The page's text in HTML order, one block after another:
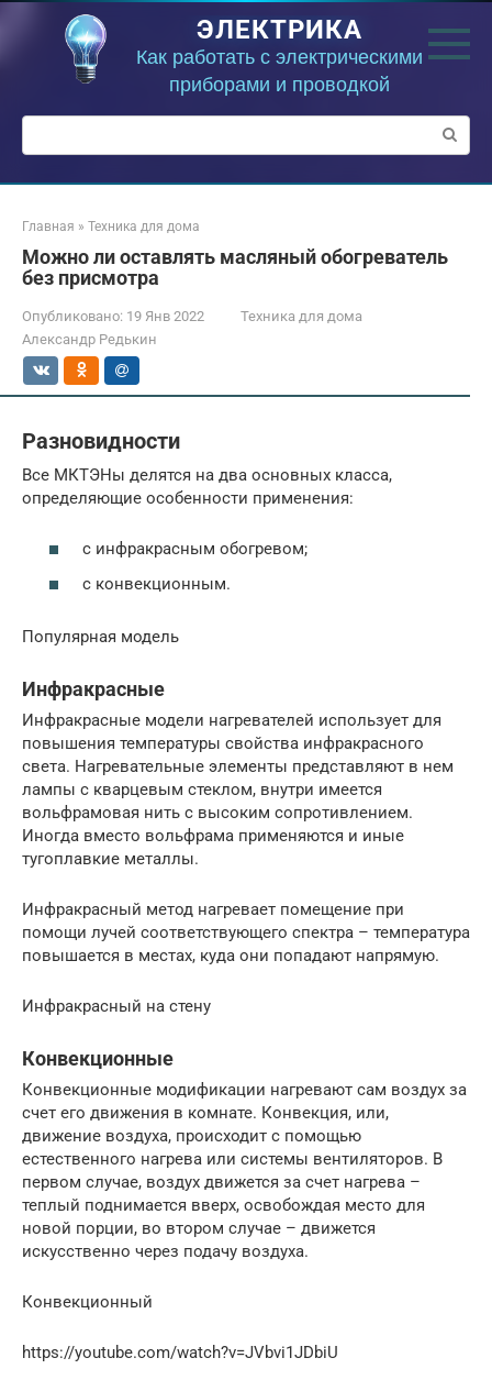
ЭЛЕКТРИКА
Как работать с электрическими
приборами и проводкой
Поиск:
Главная » Техника для дома
Можно ли оставлять масляный обогреватель
без присмотра
Опубликовано: 19 Янв 2022
Техника для дома
Александр Редькин
Разновидности
Все МКТЭНы делятся на два основных класса,
определяющие особенности применения:
с инфракрасным обогревом;
с конвекционным.
Популярная модель
Инфракрасные
Инфракрасные модели нагревателей использует для
повышения температуры свойства инфракрасного
света. Нагревательные элементы представляют в нем
лампы с кварцевым стеклом, внутри имеется
вольфрамовая нить с высоким сопротивлением.
Иногда вместо вольфрама применяются и иные
тугоплавкие металлы.
Инфракрасный метод нагревает помещение при
помощи лучей соответствующего спектра – температура
повышается в местах, куда они попадают напрямую.
Инфракрасный на стену
Конвекционные
Конвекционные модификации нагревают сам воздух за
счет его движения в комнате. Конвекция, или,
движение воздуха, происходит с помощью
естественного нагрева или системы вентиляторов. В
первом случае, воздух движется за счет нагрева –
теплый поднимается вверх, освобождая место для
новой порции, во втором случае – движется
искусственно через подачу воздуха.
Конвекционный
https://youtube.com/watch?v=JVbvi1JDbiU